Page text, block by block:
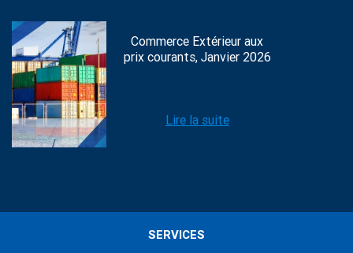
Commerce Extérieur aux
prix courants, Janvier 2026
Lire la suite
SERVICES